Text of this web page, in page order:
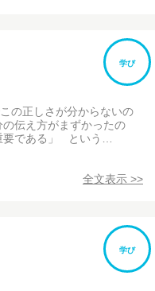
学び
の正しさが分からないの
伝え方がまずかったの
要である」 という…
全文表示 >>
学び